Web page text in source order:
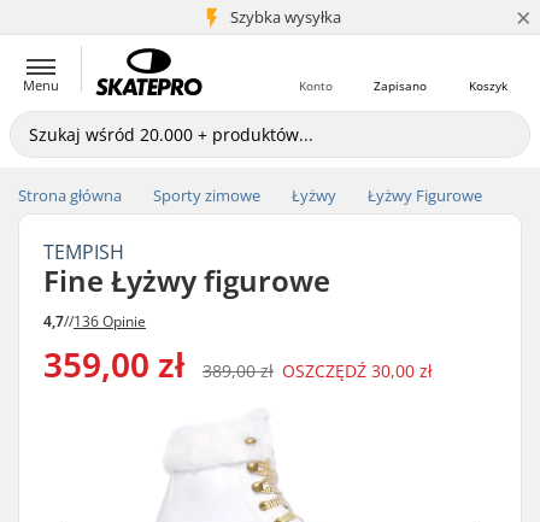
Szybka wysyłka
5+ mln klientów ×
Menu Koszyk
Zapisano
Konto
Strona główna Sporty zimowe Łyżwy Łyżwy Figurowe
TEMPISH
Fine Łyżwy figurowe
4,7//136 Opinie
359,00 zł 389,00 zł OSZCZĘDŹ 30,00 zł